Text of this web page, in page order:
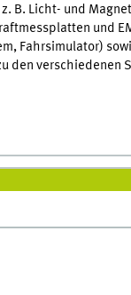
B. Licht- und
und
Fahrsimulator)
den verschiedenen